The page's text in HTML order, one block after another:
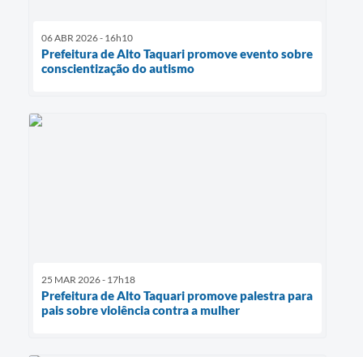
06 ABR 2026 - 16h10
Prefeitura de Alto Taquari promove evento sobre
conscientização do autismo
25 MAR 2026 - 17h18
Prefeitura de Alto Taquari promove palestra para
pais sobre violência contra a mulher